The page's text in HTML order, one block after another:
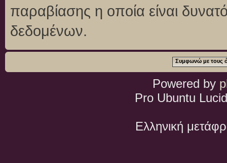
παραβίασης η οποία είναι
δεδομένων.
Powered by
Pro Ubuntu
Ελληνική